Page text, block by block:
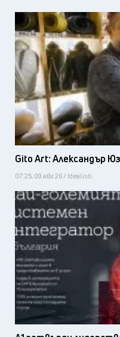
Gito Art: Александър
07:25, 09 авг 26 / Idealisti